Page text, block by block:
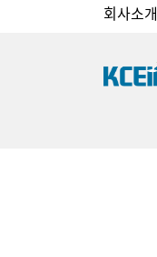
회사소개